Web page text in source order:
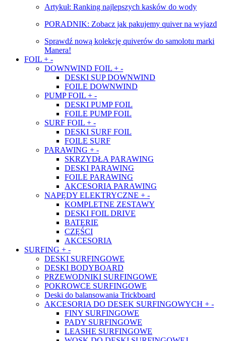
Artykuł: Ranking najlepszych kasków do wody
PORADNIK: Zobacz jak pakujemy quiver na wyjazd
Sprawdź nową kolekcję quiverów do samolotu marki
Manera!
FOIL + -
DOWNWIND FOIL + -
DESKI SUP DOWNWIND
FOILE DOWNWIND
PUMP FOIL + -
DESKI PUMP FOIL
FOILE PUMP FOIL
SURF FOIL + -
DESKI SURF FOIL
FOILE SURF
PARAWING + -
SKRZYDŁA PARAWING
DESKI PARAWING
FOILE PARAWING
AKCESORIA PARAWING
NAPĘDY ELEKTRYCZNE + -
KOMPLETNE ZESTAWY
DESKI FOIL DRIVE
BATERIE
CZĘŚCI
AKCESORIA
SURFING + -
DESKI SURFINGOWE
DESKI BODYBOARD
PRZEWODNIKI SURFINGOWE
POKROWCE SURFINGOWE
Deski do balansowania Trickboard
AKCESORIA DO DESEK SURFINGOWYCH + -
FINY SURFINGOWE
PADY SURFINGOWE
LEASHE SURFINGOWE